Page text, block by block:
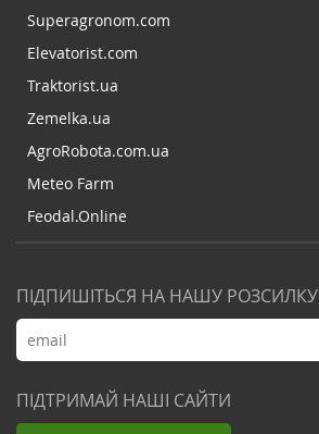
Superagronom.com
Elevatorist.com
Traktorist.ua
Zemelka.ua
AgroRobota.com.ua
Meteo Farm
Feodal.Online
ПІДПИШІТЬСЯ НА НАШУ РОЗСИЛКУ
ПІДТРИМАЙ НАШІ САЙТИ